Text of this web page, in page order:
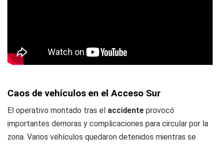
Caos de vehículos en el Acceso Sur
El operativo montado tras el accidente provocó
importantes demoras y complicaciones para circular por la
zona. Varios vehículos quedaron detenidos mientras se